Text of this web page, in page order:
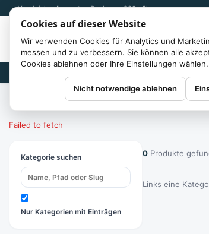
Cookies auf dieser Website
Wir verwenden Cookies für Analytics und
messen und zu verbessern. Sie können alle
Cookies ablehnen oder Ihre Einstellungen wählen.
Nicht notwendige ablehnen
Vergleiche die besten Deals von 300+ Shops
Kategorien
Failed to fetch
Kategorie suchen
Nur Kategorien mit Einträgen
0 Produkte
Links eine